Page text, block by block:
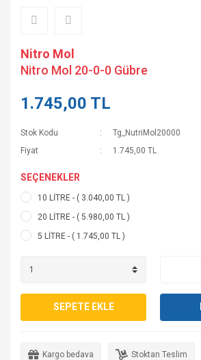
Nitro Mol
Nitro Mol 20-0-0 Gübre
1.745,00 TL
Stok Kodu
Tg_NutriMol20000
Fiyat
1.745,00 TL
SEÇENEKLER
10 LİTRE - ( 3.040,00 TL )
20 LİTRE - ( 5.980,00 TL )
5 LİTRE - ( 1.745,00 TL )
SEPETE EKLE
Kargo bedava Stoktan Teslim